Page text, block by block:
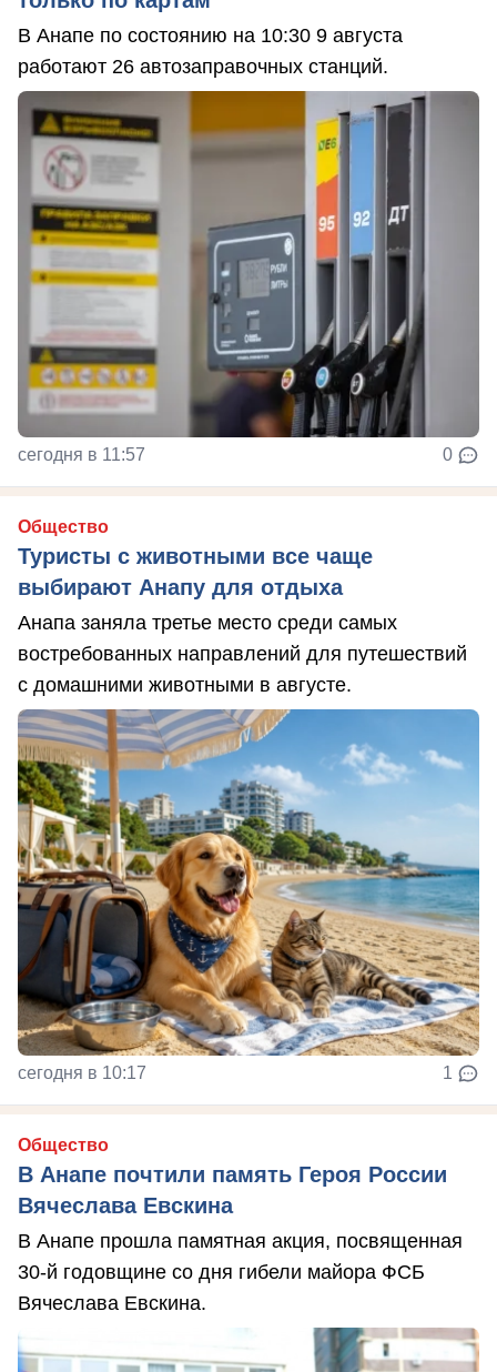
В Анапе по состоянию на 10:30 9 августа
работают 26 автозаправочных станций.
сегодня в 11:57 0
Общество
Туристы с животными все чаще
выбирают Анапу для отдыха
Анапа заняла третье место среди самых
востребованных направлений для путешествий
с домашними животными в августе.
сегодня в 10:17 1
Общество
В Анапе почтили память Героя России
Вячеслава Евскина
В Анапе прошла памятная акция, посвященная
30-й годовщине со дня гибели майора ФСБ
Вячеслава Евскина.